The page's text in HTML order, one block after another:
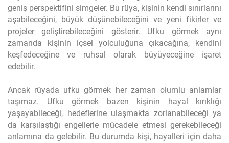
geniş perspektifini simgeler. Bu rüya, kişinin kendi sınırlarını
aşabileceğini, büyük düşünebileceğini ve yeni fikirler ve
projeler geliştirebileceğini gösterir. Ufku görmek aynı
zamanda kişinin içsel yolculuğuna çıkacağına, kendini
keşfedeceğine ve ruhsal olarak büyüyeceğine işaret
edebilir.
Ancak rüyada ufku görmek her zaman olumlu anlamlar
taşımaz. Ufku görmek bazen kişinin hayal kırıklığı
yaşayabileceği, hedeflerine ulaşmakta zorlanabileceği ya
da karşılaştığı engellerle mücadele etmesi gerekebileceği
anlamına da gelebilir. Bu durumda kişi, hayalleri için daha